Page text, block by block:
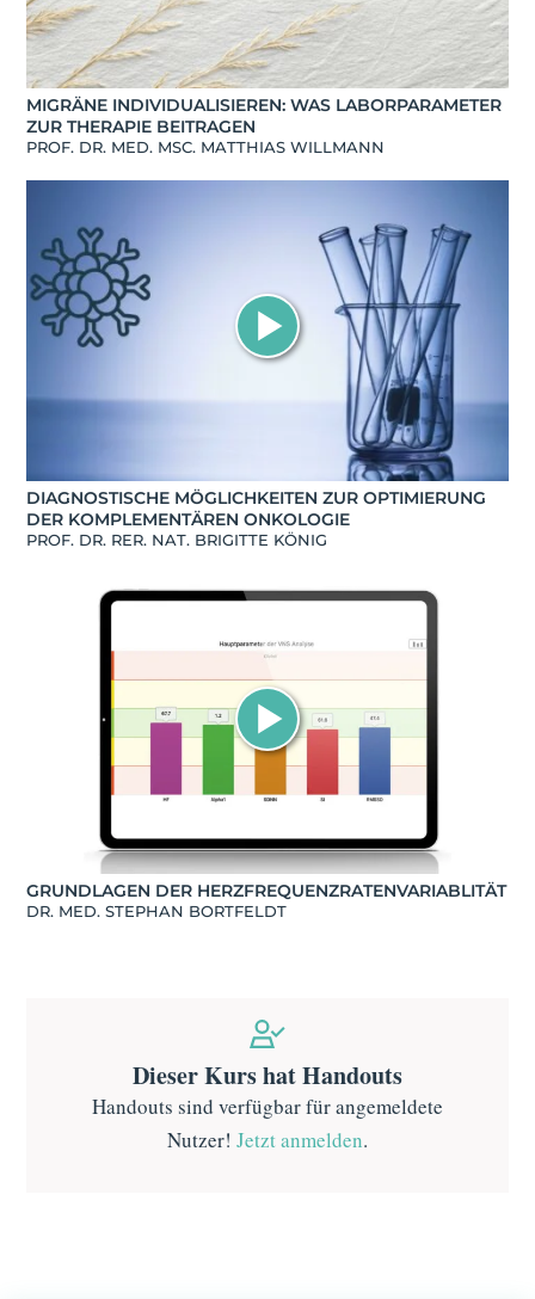
MIGRÄNE INDIVIDUALISIEREN: WAS LABORPARAMETER
ZUR THERAPIE BEITRAGEN
PROF. DR. MED. MSC. MATTHIAS WILLMANN
DIAGNOSTISCHE MÖGLICHKEITEN ZUR OPTIMIERUNG
DER KOMPLEMENTÄREN ONKOLOGIE
PROF. DR. RER. NAT. BRIGITTE KÖNIG
GRUNDLAGEN DER HERZFREQUENZRATENVARIABLITÄT
DR. MED. STEPHAN BORTFELDT
Dieser Kurs hat Handouts
Handouts sind verfügbar für angemeldete
Nutzer! Jetzt anmelden.